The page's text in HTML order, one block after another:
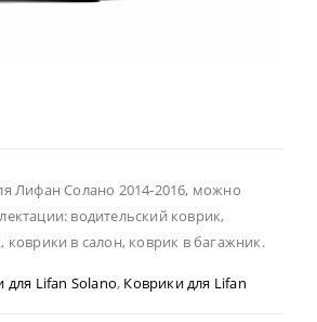
Лифан Солано 2014-2016, можно
водительский коврик,
коврики в салон, коврик в багажник.
для Lifan Solano, Коврики для Lifan